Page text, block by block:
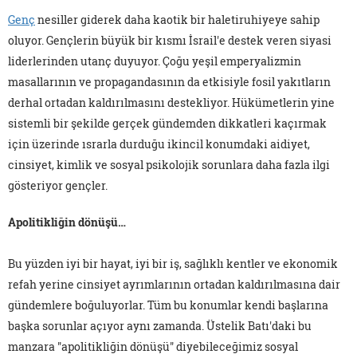
Genç nesiller giderek daha kaotik bir haletiruhiyeye sahip
oluyor. Gençlerin büyük bir kısmı İsrail'e destek veren siyasi
liderlerinden utanç duyuyor. Çoğu yeşil emperyalizmin
masallarının ve propagandasının da etkisiyle fosil yakıtların
derhal ortadan kaldırılmasını destekliyor. Hükümetlerin yine
sistemli bir şekilde gerçek gündemden dikkatleri kaçırmak
için üzerinde ısrarla durduğu ikincil konumdaki aidiyet,
cinsiyet, kimlik ve sosyal psikolojik sorunlara daha fazla ilgi
gösteriyor gençler.
Apolitikliğin dönüşü…
Bu yüzden iyi bir hayat, iyi bir iş, sağlıklı kentler ve ekonomik
refah yerine cinsiyet ayrımlarının ortadan kaldırılmasına dair
gündemlere boğuluyorlar. Tüm bu konumlar kendi başlarına
başka sorunlar açıyor aynı zamanda. Üstelik Batı'daki bu
manzara "apolitikliğin dönüşü" diyebileceğimiz sosyal